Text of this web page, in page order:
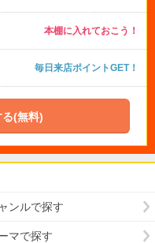
本棚に入れておこう！
毎日来店ポイントGET！
(無料)
ンルで探す
マで探す